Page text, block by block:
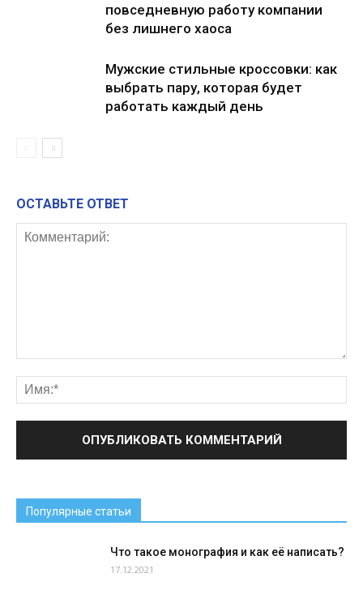
повседневную работу компании
без лишнего хаоса
Мужские стильные кроссовки: как
выбрать пару, которая будет
работать каждый день
ОСТАВЬТЕ ОТВЕТ
Популярные статьи
Что такое монография и как её написать?
17.12.2021